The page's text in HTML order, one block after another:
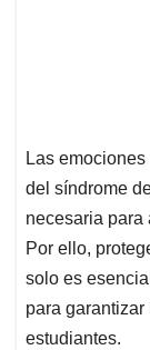
Las
del síndrome
necesaria para
Por ello,
solo es
para
estudiantes.